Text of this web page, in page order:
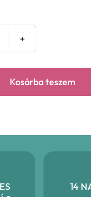
500
900
Kosárba teszem
14